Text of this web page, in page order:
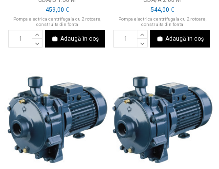
459,00 €
Pompa electrica centrifugala cu 2 rotoare,
construita din fonta
Adaugă în coș
544,00 €
Pompa electrica centrifugala cu 2 rotoare,
construita din fonta
Adaugă în coș